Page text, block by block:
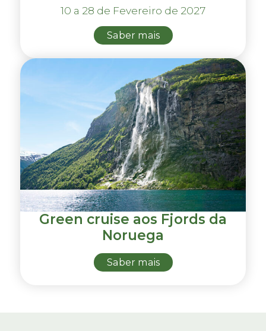
10 a 28 de Fevereiro de 2027
Saber mais
Green cruise aos Fjords da
Noruega
Saber mais